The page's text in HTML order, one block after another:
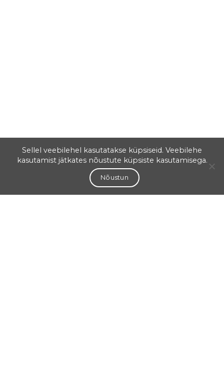
Sellel veebilehel kasutatakse küpsiseid. Veebilehe
kasutamist jätkates nõustute küpsiste kasutamisega.
Nõustun